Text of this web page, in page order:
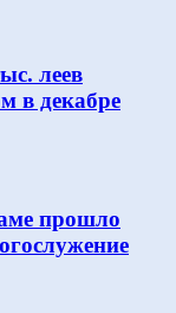
леев
в декабре
прошло